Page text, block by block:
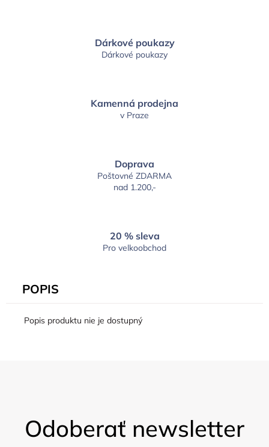
Dárkové poukazy
Dárkové poukazy
Kamenná prodejna
v Praze
Doprava
Poštovné ZDARMA
nad 1.200,-
20 % sleva
Pro velkoobchod
POPIS
Popis produktu nie je dostupný
Odoberať newsletter